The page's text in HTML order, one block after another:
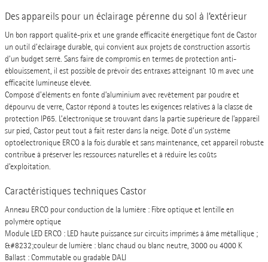
Des appareils pour un éclairage pérenne du sol à l’extérieur
Un bon rapport qualité-prix et une grande efficacité énergétique font de Castor
un outil d’éclairage durable, qui convient aux projets de construction assortis
d’un budget serré. Sans faire de compromis en termes de protection anti-
éblouissement, il est possible de prévoir des entraxes atteignant 10 m avec une
efficacité lumineuse élevée.
Composé d’éléments en fonte d’aluminium avec revêtement par poudre et
dépourvu de verre, Castor répond à toutes les exigences relatives à la classe de
protection IP65. L’électronique se trouvant dans la partie supérieure de l’appareil
sur pied, Castor peut tout à fait rester dans la neige. Doté d’un système
optoélectronique ERCO à la fois durable et sans maintenance, cet appareil robuste
contribue à préserver les ressources naturelles et à réduire les coûts
d’exploitation.
Caractéristiques techniques Castor
Anneau ERCO pour conduction de la lumière : Fibre optique et lentille en
polymère optique
Module LED ERCO : LED haute puissance sur circuits imprimés à âme métallique ;
&#8232;couleur de lumière : blanc chaud ou blanc neutre, 3000 ou 4000 K
Ballast : Commutable ou gradable DALI